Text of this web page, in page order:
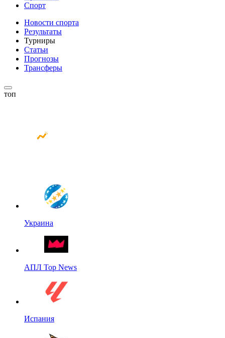
Спорт
Новости спорта
Результаты
Турниры
Статьи
Прогнозы
Трансферы
топ
Украина
АПЛ Top News
Испания